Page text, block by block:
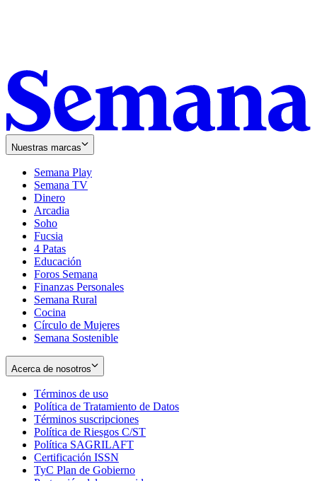
Nuestras marcas
Semana Play
Semana TV
Dinero
Arcadia
Soho
in
new
window
Fucsia
in
new
window
4 Patas
Educación
Foros Semana
Finanzas Personales
Semana Rural
Cocina
Círculo de Mujeres
Semana Sostenible
Acerca de nosotros
Términos de uso
in
new
window
Política de Tratamiento de Datos
Términos suscripciones
in
Política de Riesgos C/ST
Política SAGRILAFT
new
Certificación ISSN
in
TyC Plan de Gobierno